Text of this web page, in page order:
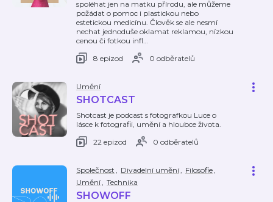
spoléhat jen na matku přírodu, ale můžeme
požádat o pomoc i plastickou nebo
estetickou medicínu. Člověk se ale nesmí
nechat jednoduše oklamat reklamou, nízkou
cenou či fotkou infl…
8 epizod
0 odběratelů
Umění
SHOTCAST
Shotcast je podcast s fotografkou Luce o
lásce k fotografii, umění a hloubce života.
22 epizod
0 odběratelů
Společnost , Divadelní umění, Filosofie,
Umění, Technika
SHOWOFF